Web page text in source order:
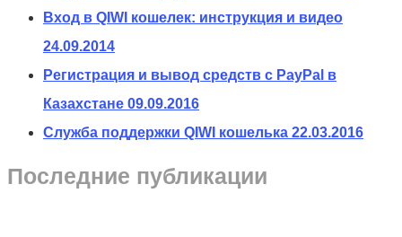
Вход в QIWI кошелек: инструкция и видео
24.09.2014
Регистрация и вывод средств с PayPal в
Казахстане 09.09.2016
Служба поддержки QIWI кошелька 22.03.2016
Последние публикации